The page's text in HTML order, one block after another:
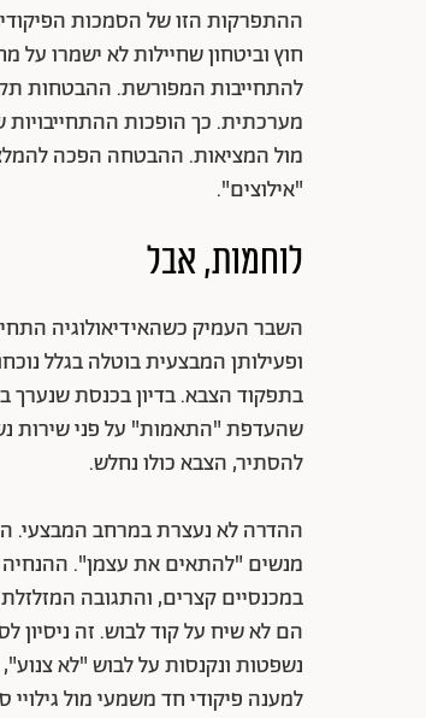
ההתפרקות הזו של הסמכות
חוץ וביטחון שחיילות לא ישמרו על
להתחייבות המפורשת. ההבטחות
מערכתית. כך הופכות
מול המציאות. ההבטחה הפכה
"אילוצים".
לוחמות, אבל
השבר העמיק כשהאידיאולוגיה
ופעילותן המבצעית בוטלה בגלל
שהעדפת "התאמות" על פני שירות
להסתיר, הצבא כולו נחלש.
ההדרה לא נעצרת במרחב המבצעי.
מנשים "להתאים את עצמן". ההנחיה
במכנסיים קצרים, והתגובה
הם לא שיח על קוד לבוש. זה ניסיון
נשפטות ונקנסות על לבוש "לא
למענה פיקודי חד משמעי מול גילויי